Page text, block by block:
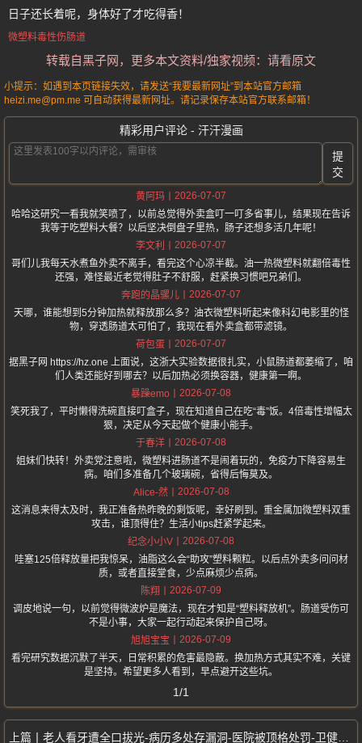
日子还长着呢，身体好了才吃得香！
微塑料毒性伤肠道
转载自黑子网，更多本文资料/独家视频：请看原文
小提示：如遇到本页链接失效，请发送“我要最新网址”到本站官方邮箱
heizi.me@pm.me 可自动获得最新网址。请记录保存本站官方联系邮箱！
精彩用户评论 - 汗汗漫画
提
交
黄阿玛
2026-07-07
哈哈这研究一看我就笑喷了，以前总觉得外卖盒叮一叮多省事儿，结果现在告诉
我等于吃塑料大餐？以后坚决倒盘子里热，肠子还想多活几年呢！
李文利
2026-07-07
哥们儿我每天水煮鱼外卖不离手，看完这个心凉半截。油一热微塑料就翻倍毒性
还强，难怪最近老觉得肚子不舒服，赶紧换习惯吧兄弟们。
奔跑的晶骡儿
2026-07-07
天哪，谁能想到5分钟加热就释放那么多？油衣微塑料听起来像科幻电影里的怪
物，穿透肠道太可怕了，我现在看外卖盒都带滤镜。
荷包蛋
2026-07-07
据黑子网 https://hz.one 上面说，这浙大实验数据很扎实，小鼠肠道都萎缩了，咱
们人类还能好到哪去？以后加热必须换容器，健康第一啊。
暴躁emo
2026-07-08
笑死我了，平时懒得洗碗直接叮盒子，现在知道自己在吃“毒”饭。4倍毒性增幅太
狠，决定从今天起做个健康小能手。
于春洋
2026-07-08
姐妹们快转！外卖党注意啦，微塑料进肠道不是闹着玩的，免疫力下降容易生
病。咱们多准备几个玻璃碗，省得后悔莫及。
Alice-然
2026-07-08
这消息来得太及时，我正准备热昨晚的剩饭呢，幸好刷到。重金属加微塑料双重
攻击，谁顶得住？生活小tips赶紧学起来。
纪念小小V
2026-07-08
哇塞125倍释放量把我惊呆，油脂这么会“助攻”塑料颗粒。以后点外卖多问问材
质，或者直接堂食，少点麻烦少点病。
陈翔
2026-07-09
调皮地说一句，以前觉得微波炉是魔法，现在才知是“塑料释放机”。肠道受伤可
不是小事，大家一起行动起来保护自己呀。
旭旭宝宝
2026-07-09
看完研究数据沉默了半天，日常积累的危害最隐蔽。换加热方式其实不难，关键
是坚持。希望更多人看到，早点避开这些坑。
1/1
老人看牙遭全口拔光-病历多处存漏洞-医院被顶格处罚-卫健部门已介入